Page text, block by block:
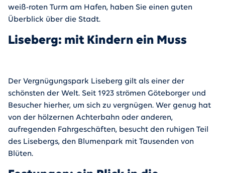
weiß-roten Turm am Hafen, haben Sie einen guten
Überblick über die Stadt.
Liseberg: mit Kindern ein Muss
Der Vergnügungspark Liseberg gilt als einer der
schönsten der Welt. Seit 1923 strömen Göteborger und
Besucher hierher, um sich zu vergnügen. Wer genug hat
von der hölzernen Achterbahn oder anderen,
aufregenden Fahrgeschäften, besucht den ruhigen Teil
des Lisebergs, den Blumenpark mit Tausenden von
Blüten.